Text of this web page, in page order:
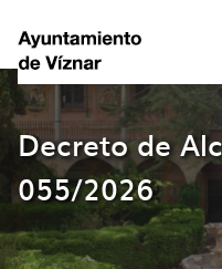
Decreto de
055/2026